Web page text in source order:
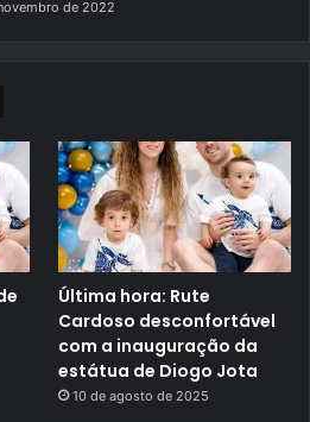
de 2022
Última hora: Rute
Cardoso desconfortável
com a inauguração da
estátua de Diogo Jota
10 de agosto de 2025